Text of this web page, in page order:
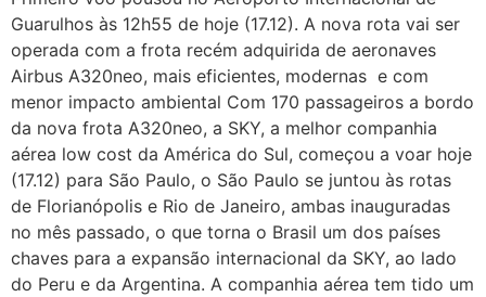
Guarulhos às 12h55 de hoje (17.12). A nova rota vai ser
operada com a frota recém adquirida de aeronaves
Airbus A320neo, mais eficientes, modernas e com
menor impacto ambiental Com 170 passageiros a bordo
da nova frota A320neo, a SKY, a melhor companhia
aérea low cost da América do Sul, começou a voar hoje
(17.12) para São Paulo, o São Paulo se juntou às rotas
de Florianópolis e Rio de Janeiro, ambas inauguradas
no mês passado, o que torna o Brasil um dos países
chaves para a expansão internacional da SKY, ao lado
do Peru e da Argentina. A companhia aérea tem tido um